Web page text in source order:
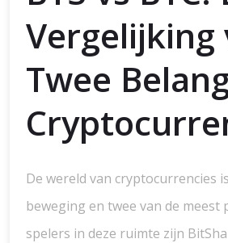
Vergelijking
Twee
De wereld van cryptocurrencies
beweging en twee van de meest
spelers in deze ruimte zijn